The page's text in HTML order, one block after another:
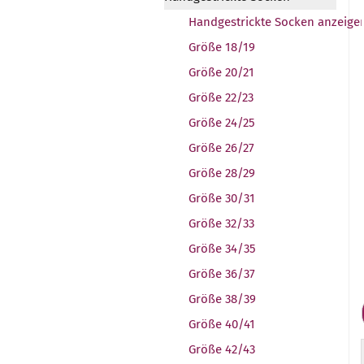
Handgestrickte Socken anzeigen
Größe 18/19
Größe 20/21
Größe 22/23
Größe 24/25
Größe 26/27
Größe 28/29
Größe 30/31
Größe 32/33
Größe 34/35
Größe 36/37
Größe 38/39
Größe 40/41
Größe 42/43